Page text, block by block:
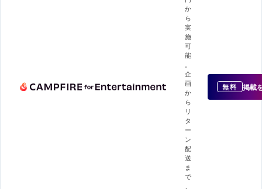
か
ら
実
施
可
能
企
画
か
ら
リ
タ
ー
ン
配
送
ま
で
無料 掲載